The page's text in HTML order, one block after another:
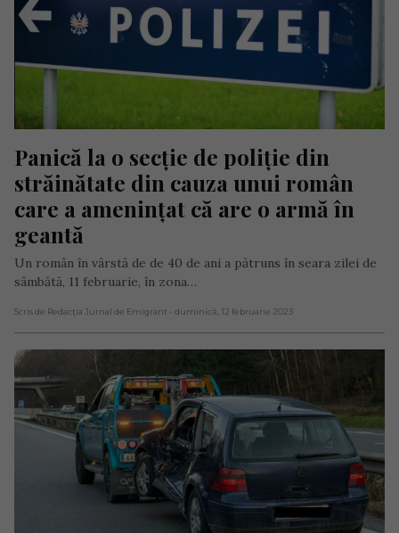
Panică la o secție de poliție din
străinătate din cauza unui român
care a amenințat că are o armă în
geantă
Un român în vârstă de de 40 de ani a pătruns în seara zilei de
sâmbătă, 11 februarie, în zona…
Scris de Redacția Jurnal de Emigrant - duminică, 12 februarie 2023